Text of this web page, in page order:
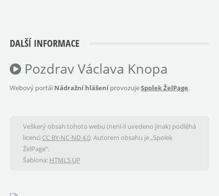
DALŠÍ INFORMACE
Pozdrav Václava Knopa
Webový portál Nádražní hlášeníprovozujeSpolek ŽelPage.
Veškerý obsah tohoto webu (není-li uvedeno jinak) podléhá
licenci CC BY-NC-ND 4.0. Autorem obsahu je „Spolek
ŽelPage“.
Šablona: HTML5 UP